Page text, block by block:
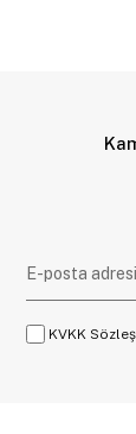
KVKK